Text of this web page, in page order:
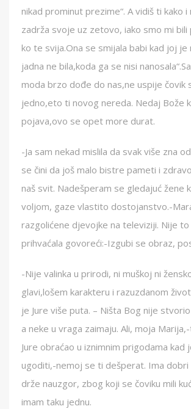
nikad prominut prezime“. A vidiš ti kako i
zadrža svoje uz zetovo, iako smo mi
ko te svija.Ona se smijala babi kad joj je
jadna ne bila,koda ga se nisi
moda brzo dođe do nas,ne uspije čovik
jedno,eto ti novog nereda. Nedaj Bože
pojava,ovo se opet more durat.
-Ja sam nekad mislila da svak više zna
se čini da još malo bistre pameti i
naš svit. Nadešperam se gledajuć žene
voljom, gaze vlastito dostojanstvo.-
razgolićene djevojke na televiziji. Nije to
prihvaćala govoreći:-Izgubi se obraz,
-Nije valinka u prirodi, ni muškoj ni
glavi,lošem karakteru i razuzdanom
je Jure više puta. – Ništa Bog nije
a neke u vraga zaimaju. Ali, moja
Jure obraćao u iznimnim prigodama kad
ugoditi,-nemoj se ti dešperat. Ima
drže nauzgor, zbog koji se čoviku mili
imam taku jednu.